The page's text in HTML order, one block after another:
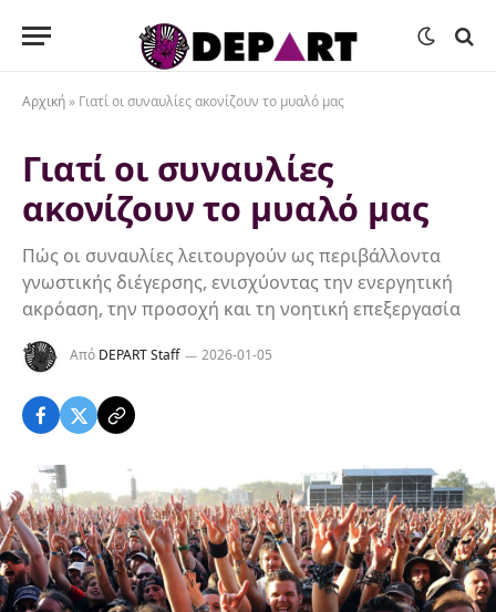
Αρχική » Γιατί οι συναυλίες ακονίζουν το μυαλό μας
Γιατί οι συναυλίες
ακονίζουν το μυαλό μας
Πώς οι συναυλίες λειτουργούν ως περιβάλλοντα
γνωστικής διέγερσης, ενισχύοντας την ενεργητική
ακρόαση, την προσοχή και τη νοητική επεξεργασία
Από DEPART Staff 2026-01-05